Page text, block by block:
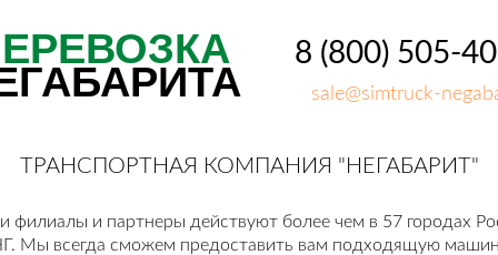
8 (800) 505-
sale@simtruck-
ТРАНСПОРТНАЯ КОМПАНИЯ "НЕГАБАРИТ"
филиалы и партнеры действуют более чем в 57 городах
Мы всегда сможем предоставить вам подходящую